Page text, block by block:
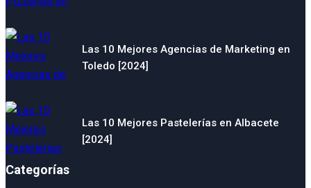
Las 10 Mejores Agencias de Marketing en
Toledo [2024]
Las 10 Mejores Pastelerías en Albacete
[2024]
Categorías